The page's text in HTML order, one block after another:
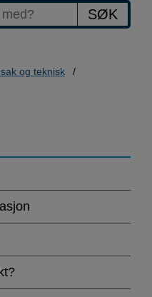
SØK
og teknisk